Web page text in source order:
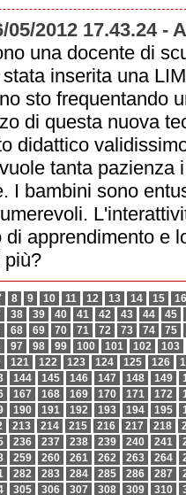
05/2012 17.43.24 -
una docente di
inserita una
sto frequentando
di questa nuova
didattico
tanta pazienza
I bambini sono
di apprendimento e
più?
8 9 10 11 12 13 14 15
16
38 39 40 41 42 43 44
45
68 69 70 71 72 73 74
75
97 98 99 100 101 102
103
121 122 123 124 125 126
144 145 146 147 148 149
167 168 169 170 171 172
190 191 192 193 194 195
213 214 215 216 217 218
236 237 238 239 240 241
259 260 261 262 263 264
282 283 284 285 286 287
305 306 307 308 309 310